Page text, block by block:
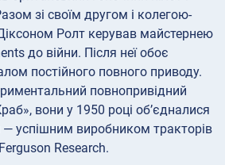
зі своїм другом і колегою-
Ролт керував майстернею
до війни. Після неї обоє
постійного повного приводу.
повнопривідний
вони у 1950 році об’єдналися
успішним виробником тракторів
Research.